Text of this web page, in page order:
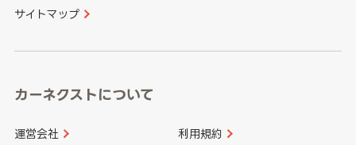
サイトマップ
カーネクストについて
運営会社 利用規約